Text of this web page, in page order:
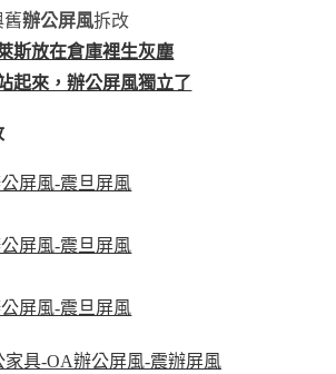
舊辦公屏風拆改
斯放在倉庫裡生灰塵
起來，辦公屏風獨立了